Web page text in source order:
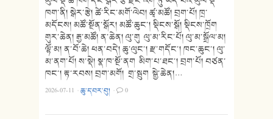
ཁག་ནི། སྒེར་རྩེ། ཚེ་རིང་མགོ་ལེབ། ཚྭ་མཚོ། བྲག་པོ། ཁྲ་
མདོངས། མཚོ་སྔོན་སྒོར། མཚོ་ཆུང་། སྡིངས་སྒོ། སྡིངས་ཁྲོག
གུར་ཆེན། རྒྱ་མཚོ། ན་ཆེན། ལུ་གུ ལུ་མ་རིང་པོ། ལུ་མ་སྒྲོལ་མ།
ལྷོ་མ། ན་བོ་ཆེ། ཕན་བདེ། ཆུ་ལུང་། རྫ་གདོང་། ཁང་ཆུང་། ལུ་
མ་ནག་པོ། ས་སྡེ། སྣ་ཁ་སྔོ་ནག མིག་པ་ཐང་། བྲག་པོ། བཙན་
ཁང་། རྟ་རབས། བྲག་མགོ། གྲ་སྦུག སྒྱེ་ཆེན།…
2026-07-11 ·ཆུ་དབར་བུ། · 0